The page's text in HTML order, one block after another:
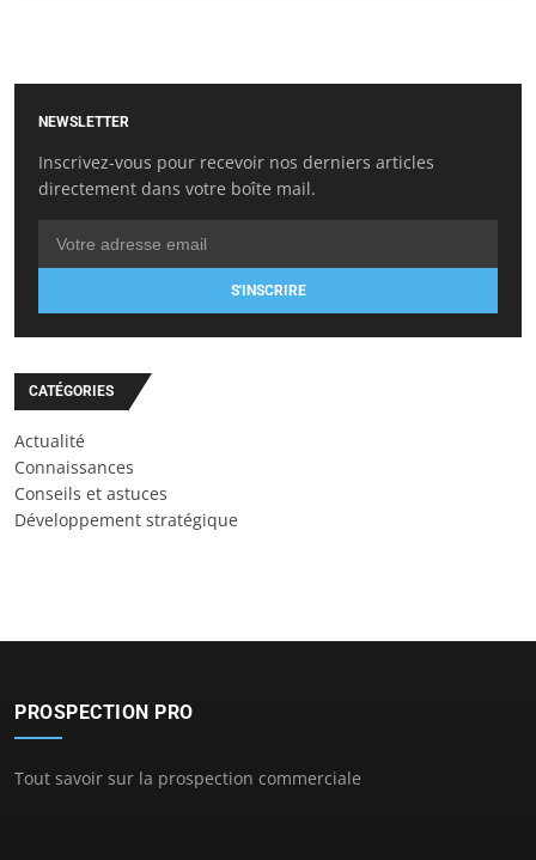
NEWSLETTER
Inscrivez-vous pour recevoir nos derniers articles
directement dans votre boîte mail.
S'INSCRIRE
CATÉGORIES
Actualité
Connaissances
Conseils et astuces
Développement stratégique
PROSPECTION PRO
Tout savoir sur la prospection commerciale